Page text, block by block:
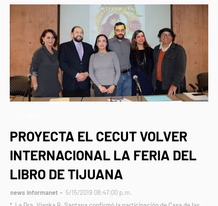
PROYECTA EL CECUT VOLVER
INTERNACIONAL LA FERIA DEL
LIBRO DE TIJUANA
news informanet
5/15/2019 08:47:00 p.m.